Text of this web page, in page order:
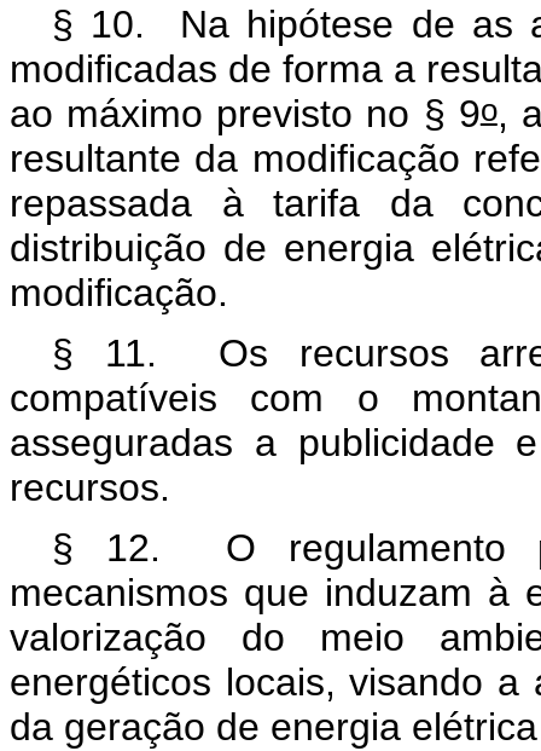
§ 10. Na hipótese de as
modificadas de forma a
ao máximo previsto no § 9o,
resultante da modificação
repassada à tarifa da
distribuição de energia
modificação.
§ 11. Os recursos
compatíveis com o
asseguradas a publicidade
recursos.
§ 12. O regulamento
mecanismos que induzam à
valorização do meio
energéticos locais, visando a
da geração de energia